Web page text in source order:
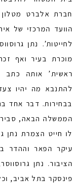
חברת אלברט
הוועד המרכזי של
לחייטות’. נתן
מוכרת בעיר ואף
להתנבא מה יהיו
בבחירות. דבר אחד
הממשלה הבאה, סביר
לו חייט הצמרת נתן
עיקר הפאר וההדר
הציבור. נתן
פינסקר בתל אביב,